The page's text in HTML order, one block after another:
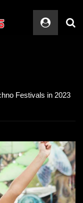
Festivals in 2023